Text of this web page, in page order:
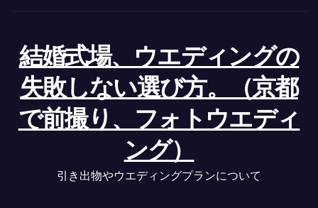
結婚式場、ウエディングの
失敗しない選び方。（京都
で前撮り、フォトウエディ
ング）
引き出物やウエディングプランについて